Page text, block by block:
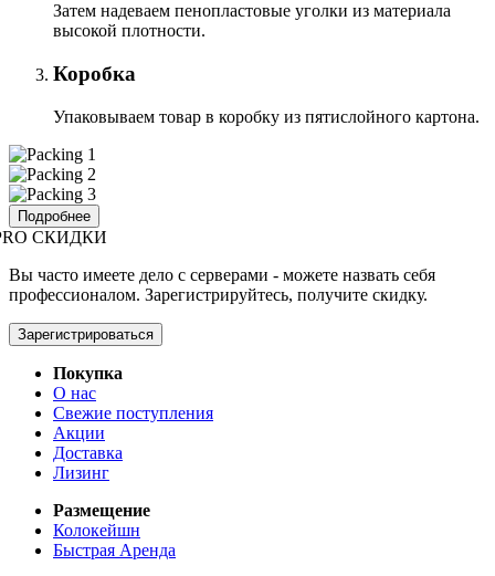
Затем надеваем пенопластовые уголки из материала
высокой плотности.
Коробка
Упаковываем товар в коробку из пятислойного картона.
Подробнее
СКИДКИ
Вы часто имеете дело с серверами - можете назвать себя
профессионалом. Зарегистрируйтесь, получите скидку.
Зарегистрироваться
Покупка
О нас
Свежие поступления
Акции
Доставка
Лизинг
Размещение
Колокейшн
Быстрая Аренда